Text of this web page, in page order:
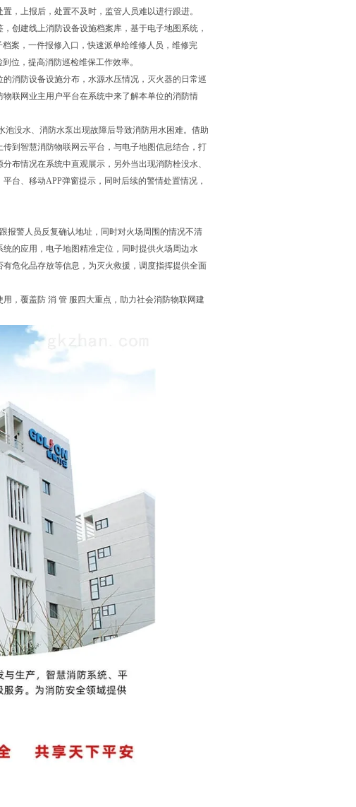
，上报后，处置不及时，监管人员难以进行跟进。
创建线上消防设备设施档案库，基于电子地图系统，
案，一件报修入口，快速派单给维修人员，维修完
位，提高消防巡检维保工作效率。
消防设备设施分布，水源水压情况，灭火器的日常巡
联网业主用户平台在系统中来了解本单位的消防情
没水、消防水泵出现故障后导致消防用水困难。借助
到智慧消防物联网云平台，与电子地图信息结合，打
布情况在系统中直观展示，另外当出现消防栓没水、
台、移动APP弹窗提示，同时后续的警情处置情况，
报警人员反复确认地址，同时对火场周围的情况不清
的应用，电子地图精准定位，同时提供火场周边水
危化品存放等信息，为灭火救援，调度指挥提供全面
用，覆盖防 消 管 服四大重点，助力社会消防物联网建